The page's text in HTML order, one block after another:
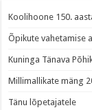
Koolihoone 150.
Õpikute vahetamise
Kuninga Tänava
Millimallikate mäng
Tänu lõpetajatele